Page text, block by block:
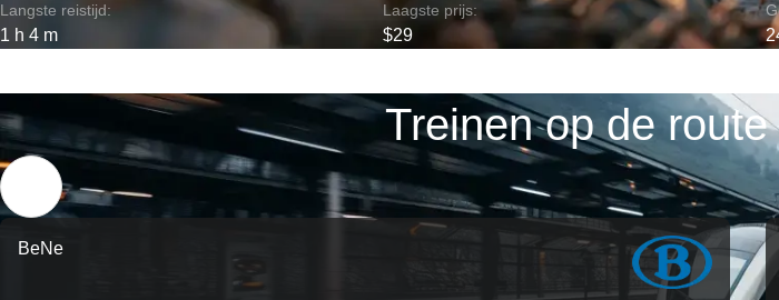
Langste reistijd:
1 h 4 m
Laagste prijs:
$29
Treinen op de
BeNe